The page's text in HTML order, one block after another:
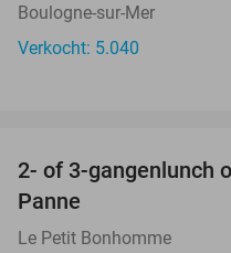
Boulogne-sur-Mer
Verkocht: 5.040
2- of 3-gangenlunch
Panne
Le Petit Bonhomme